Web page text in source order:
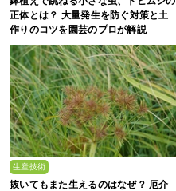
正体とは？ 大量発生を防ぐ対策と土
作りのコツを園芸のプロが解説
生産技術
抜いてもまた生えるのはなぜ？ 厄介